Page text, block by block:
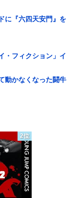
に『六四天安門』を
・フィクション」イ
動かなくなった闘牛
2位